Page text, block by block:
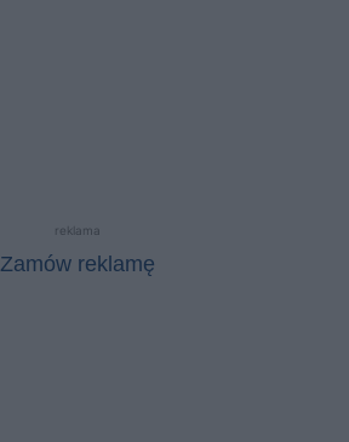
reklama
Zamów reklamę